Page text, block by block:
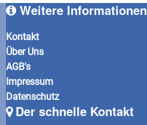
Weitere Informationen
Kontakt
Über Uns
AGB's
Impressum
Datenschutz
Der schnelle Kontakt